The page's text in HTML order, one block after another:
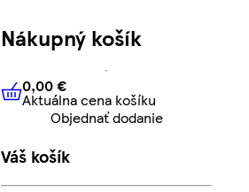
Nákupný košík
0,00 € Aktuálna cena košíku
0,00 €
Aktuálna cena košíku
Objednať dodanie
Váš košík